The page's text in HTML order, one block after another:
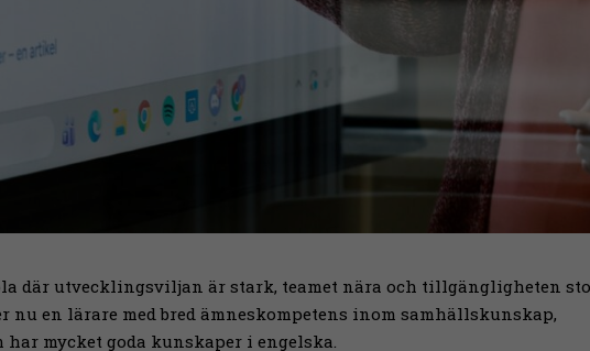
där utvecklingsviljan är stark, teamet nära och tillgängligheten
nu en lärare med bred ämneskompetens inom samhällskunskap,
mycket goda kunskaper i engelska.